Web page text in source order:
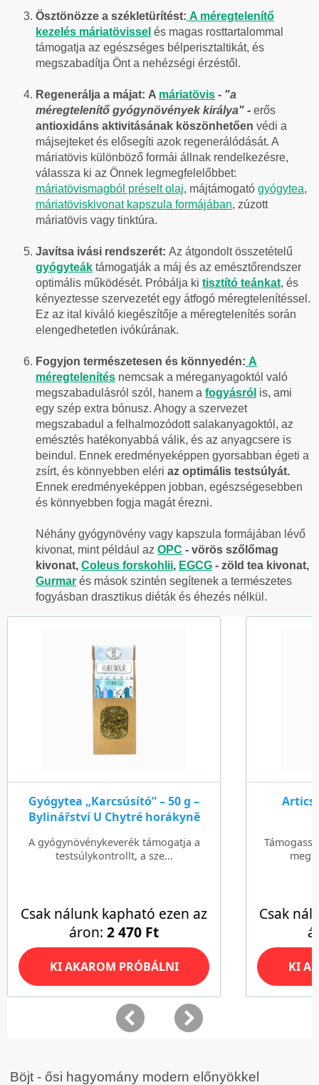
Ösztönözze a székletürítést: A méregtelenítő
kezelés máriatövissel és magas rosttartalommal
támogatja az egészséges bélperisztaltikát, és
megszabadítja Önt a nehézségi érzéstől.
Regenerálja a májat: A máriatövis - "a
méregtelenítő gyógynövények királya" - erős
antioxidáns aktivitásának köszönhetően védi a
májsejteket és elősegíti azok regenerálódását. A
máriatövis különböző formái állnak rendelkezésre,
válassza ki az Önnek legmegfelelőbbet:
máriatövismagból préselt olaj, májtámogató gyógytea,
máriatöviskivonat kapszula formájában, zúzott
máriatövis vagy tinktúra.
Javítsa ivási rendszerét: Az átgondolt összetételű
gyógyteák támogatják a máj és az emésztőrendszer
optimális működését. Próbálja ki tisztító teánkat, és
kényeztesse szervezetét egy átfogó méregtelenítéssel.
Ez az ital kiváló kiegészítője a méregtelenítés során
elengedhetetlen ivókúrának.
Fogyjon természetesen és könnyedén: A
méregtelenítés nemcsak a méreganyagoktól való
megszabadulásról szól, hanem a fogyásról is, ami
egy szép extra bónusz. Ahogy a szervezet
megszabadul a felhalmozódott salakanyagoktól, az
emésztés hatékonyabbá válik, és az anyagcsere is
beindul. Ennek eredményeképpen gyorsabban égeti a
zsírt, és könnyebben eléri az optimális testsúlyát.
Ennek eredményeképpen jobban, egészségesebben
és könnyebben fogja magát érezni.
Néhány gyógynövény vagy kapszula formájában lévő
kivonat, mint például az OPC - vörös szőlőmag
kivonat, Coleus forskohlii, EGCG - zöld tea kivonat,
Gurmar és mások szintén segítenek a természetes
fogyásban drasztikus diéták és éhezés nélkül.
Böjt - ősi hagyomány modern előnyökkel